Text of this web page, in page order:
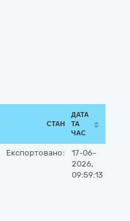
СТАН
ДАТА
ТА
ЧАС
Експортовано:
17-06-
2026,
09:59:13